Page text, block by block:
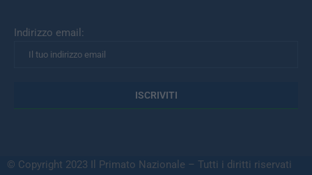
Indirizzo email:
© Copyright 2023 Il Primato Nazionale – Tutti i diritti riservati